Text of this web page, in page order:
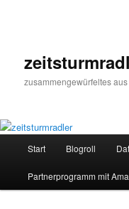
zusammengewürfeltes
Start Blogroll
Partnerprogramm mit